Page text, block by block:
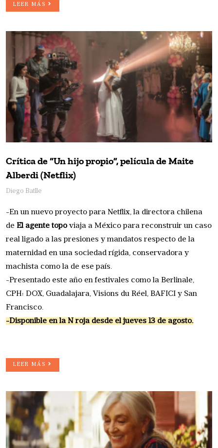
LEER MÁS
Crítica de “Un hijo propio”, película de Maite
Alberdi (Netflix)
Diego Batlle
-En un nuevo proyecto para Netflix, la directora chilena
de El agente topoviaja a México para reconstruir un caso
real ligado a las presiones y mandatos respecto de la
maternidad en una sociedad rígida, conservadora y
machista como la de ese país.
-Presentado este año en festivales como la Berlinale,
CPH: DOX, Guadalajara, Visions du Réel, BAFICI y San
Francisco.
-Disponible en la N roja desde el jueves 13 de agosto.
LEER MÁS